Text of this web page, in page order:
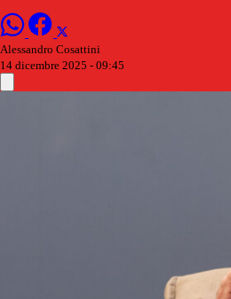
Alessandro Cosattini
14 dicembre 2025 - 09:45